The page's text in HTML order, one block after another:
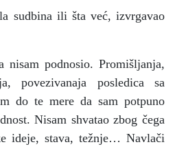
sudbina ili šta već, izvrgavao
nisam podnosio. Promišljanja,
povezivanaja posledica sa
do te mere da sam potpuno
Nisam shvatao zbog čega
ideje, stava, težnje… Navlači